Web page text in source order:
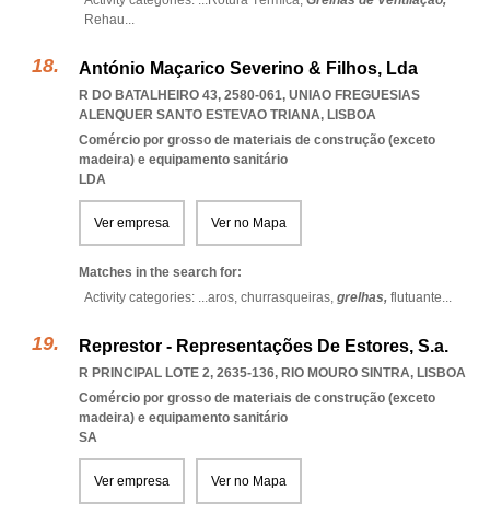
Rehau...
António Maçarico Severino & Filhos, Lda
R DO BATALHEIRO 43, 2580-061, UNIAO FREGUESIAS
ALENQUER SANTO ESTEVAO TRIANA, LISBOA
Comércio por grosso de materiais de construção (exceto
madeira) e equipamento sanitário
LDA
Ver empresa Ver no Mapa
Matches in the search for:
Activity categories: ...aros, churrasqueiras, grelhas, flutuante...
Represtor - Representações De Estores, S.a.
R PRINCIPAL LOTE 2, 2635-136, RIO MOURO SINTRA, LISBOA
Comércio por grosso de materiais de construção (exceto
madeira) e equipamento sanitário
SA
Ver empresa Ver no Mapa